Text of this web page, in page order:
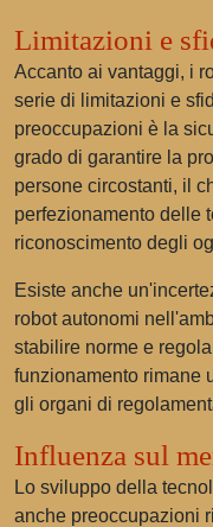
Limitazioni e
Accanto ai vantaggi, i
serie di limitazioni e
preoccupazioni è la
grado di garantire la
persone circostanti, il
perfezionamento delle
riconoscimento degli
Esiste anche
robot autonomi
stabilire norme e
funzionamento rimane
gli organi di
Influenza sul
Lo sviluppo della
anche preoccupazioni